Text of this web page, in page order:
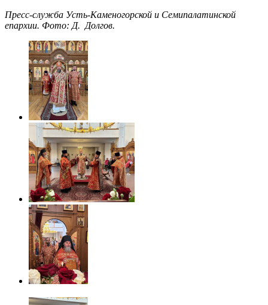
Пресс-служба Усть-Каменогорской и Семипалатинской
епархии. Фото: Д. Долгов.